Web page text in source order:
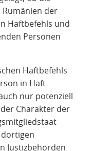
der
Haftbefehls und
Personen
Haftbefehls
in Haft
nur potenziell
Charakter der
Justizbehörden